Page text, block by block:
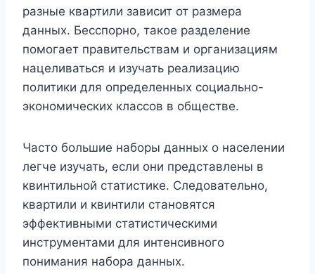
разные квартили зависит от размера
данных. Бесспорно, такое разделение
помогает правительствам и организациям
нацеливаться и изучать реализацию
политики для определенных социально-
экономических классов в обществе.
Часто большие наборы данных о населении
легче изучать, если они представлены в
квинтильной статистике. Следовательно,
квартили и квинтили становятся
эффективными статистическими
инструментами для интенсивного
понимания набора данных.